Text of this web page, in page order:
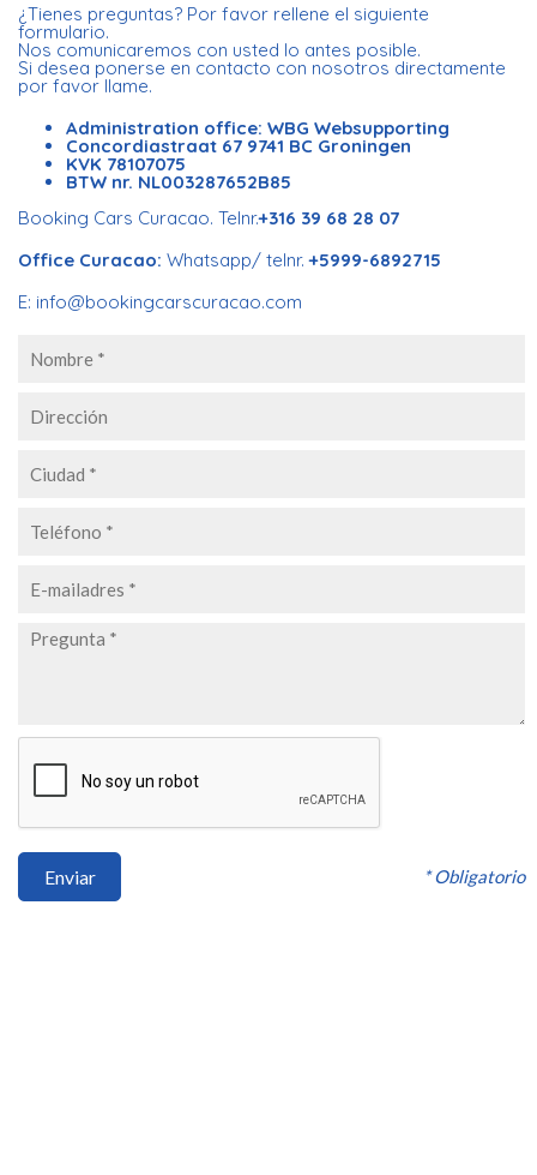
¿Tienes preguntas? Por favor rellene el siguiente
formulario.
Nos comunicaremos con usted lo antes posible.
Si desea ponerse en contacto con nosotros directamente
por favor llame.
Administration office: WBG Websupporting
Concordiastraat 67 9741 BC Groningen
KVK 78107075
BTW nr. NL003287652B85
Booking Cars Curacao. Telnr.+316 39 68 28 07
Office Curacao:Whatsapp/ telnr. +5999-6892715
E: info@bookingcarscuracao.com
Enviar * Obligatorio